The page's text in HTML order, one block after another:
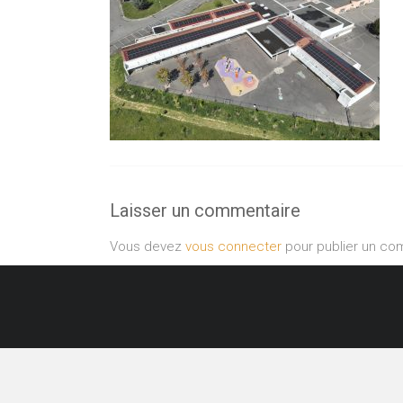
Laisser un commentaire
Vous devez vous connecter pour publier un